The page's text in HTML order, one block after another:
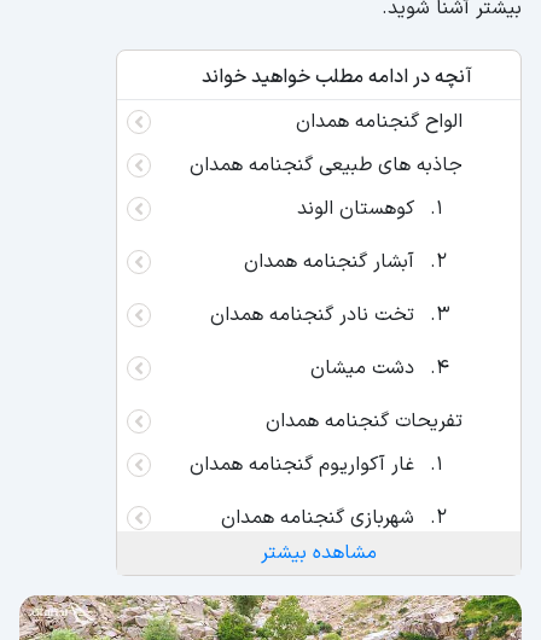
بیشتر آشنا شوید.
آنچه در ادامه مطلب خواهید خواند
الواح گنجنامه همدان
جاذبه های طبیعی گنجنامه همدان
کوهستان الوند
آبشار گنجنامه همدان
تخت نادر گنجنامه همدان
دشت میشان
تفریحات گنجنامه همدان
غار آکواریوم گنجنامه همدان
شهربازی گنجنامه همدان
سورتمه ریلی
تله کابین گنجنامه همدان
مشاهده بیشتر